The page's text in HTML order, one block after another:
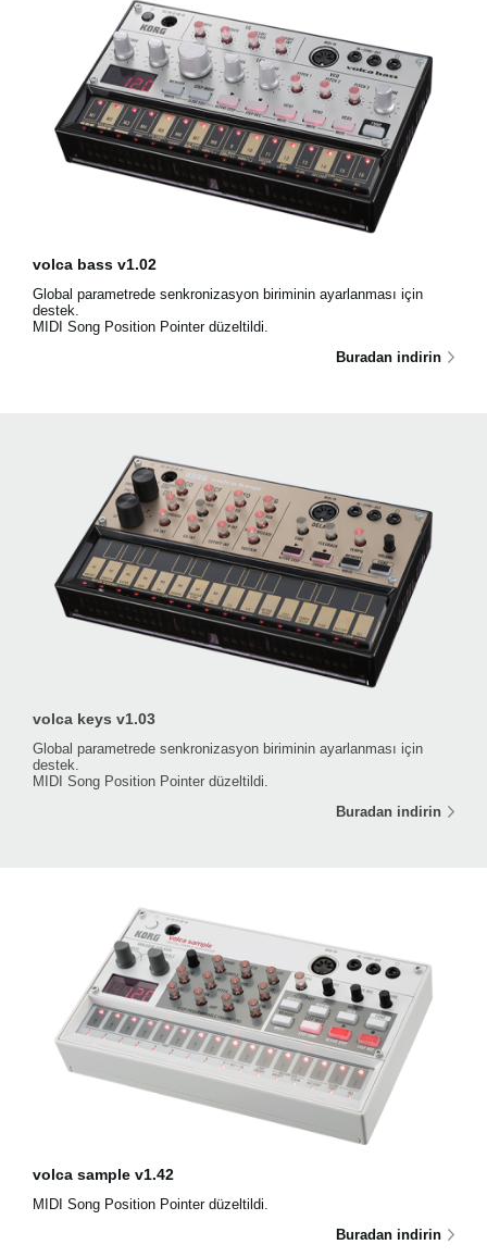
volca bass v1.02
Global parametrede senkronizasyon biriminin ayarlanması için
destek.
MIDI Song Position Pointer düzeltildi.
Buradan indirin
volca keys v1.03
Global parametrede senkronizasyon biriminin ayarlanması için
destek.
MIDI Song Position Pointer düzeltildi.
Buradan indirin
volca sample v1.42
MIDI Song Position Pointer düzeltildi.
Buradan indirin